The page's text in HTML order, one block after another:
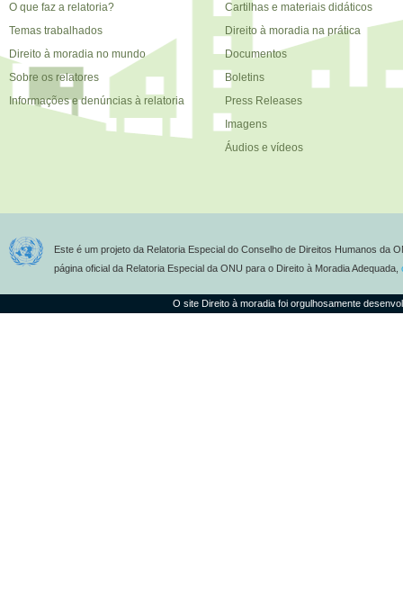
O que faz a relatoria?
Temas trabalhados
Direito à moradia no mundo
Sobre os relatores
Informações e denúncias à relatoria
Cartilhas e materiais didáticos
Direito à moradia na prática
Documentos
Boletins
Press Releases
Imagens
Áudios e vídeos
Este é um projeto da Relatoria Especial do Conselho de Direitos Humanos da
página oficial da Relatoria Especial da ONU para o Direito à Moradia Adequada,
O site Direito à moradia foi orgulhosamente